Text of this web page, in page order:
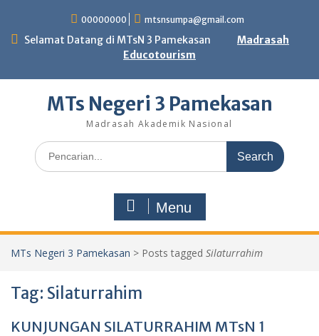
content
00000000 mtsnsumpa@gmail.com
Selamat Datang di MTsN 3 Pamekasan
Madrasah
Educotourism
MTs Negeri 3 Pamekasan
Madrasah Akademik Nasional
Search
for:
Menu
MTs Negeri 3 Pamekasan > Posts tagged Silaturrahim
Tag: Silaturrahim
KUNJUNGAN SILATURRAHIM MTsN 1